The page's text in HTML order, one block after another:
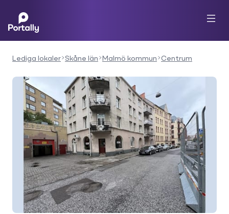
Lediga lokaler Skåne län Malmö kommun Centrum